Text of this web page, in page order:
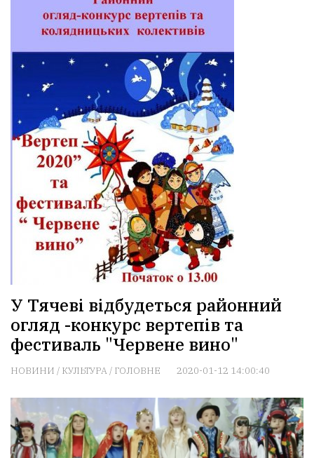
У Тячеві відбудеться районний
огляд -конкурс вертепів та
фестиваль "Червене вино"
НОВИНИ / КУЛЬТУРА/ ГОЛОВНЕ 2020-01-12 14:00:40